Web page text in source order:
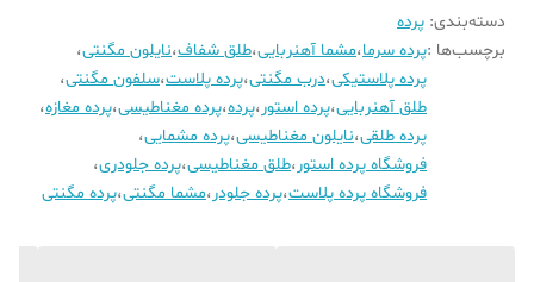
دسته‌بندی: پرده
برچسب‌ها :پرده سرما،مشما آهنربایی،طلق شفاف،نایلون مگنتی،
پرده پلاستیکی،درب مگنتی،پرده پلاست،سلفون مگنتی،
طلق آهنربایی،پرده استور،پرده،پرده مغناطیسی،پرده مغازه،
پرده طلقی،نایلون مغناطیسی،پرده مشمایی،
فروشگاه پرده استور،طلق مغناطیسی،پرده جلودری،
فروشگاه پرده پلاست،پرده جلودر،مشما مگنتی،پرده مگنتی